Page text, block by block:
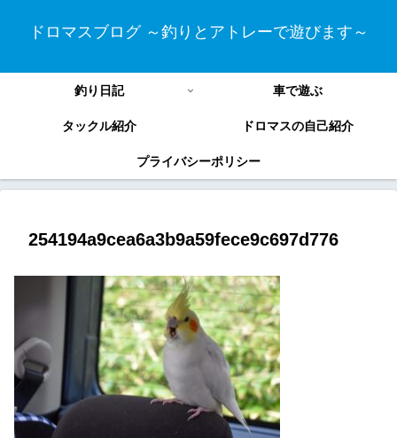
ドロマスブログ ～釣りとアトレーで遊びます～
釣り日記 車で遊ぶ
タックル紹介 ドロマスの自己紹介
プライバシーポリシー
254194a9cea6a3b9a59fece9c697d776